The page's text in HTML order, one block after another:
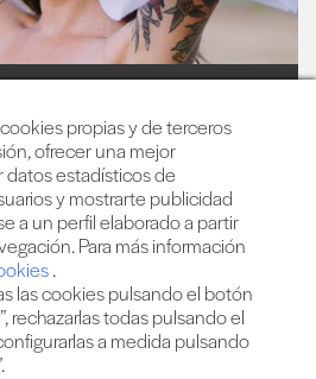
18 DE JUNIO
62 - Barcelona
Desde 20 €
propias y de terceros
ofrecer una mejor
estadísticos de
y mostrarte publicidad
a un perfil elaborado a partir
Para más información
.
las cookies pulsando el botón
rechazarlas todas pulsando el
a medida pulsando